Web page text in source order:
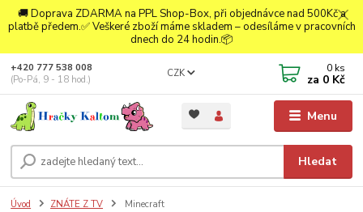
🚚 Doprava ZDARMA na PPL Shop-Box, při objednávce nad 500Kč a
platbě předem.✅ Veškeré zboží máme skladem – odesíláme v pracovních
dnech do 24 hodin.📦
Menu
CZK
Hledat
+420 777 538 008
(Po-Pá, 9 - 18 hod.)
0 ks
za 0 Kč
Úvod ZNÁTE Z TV Minecraft